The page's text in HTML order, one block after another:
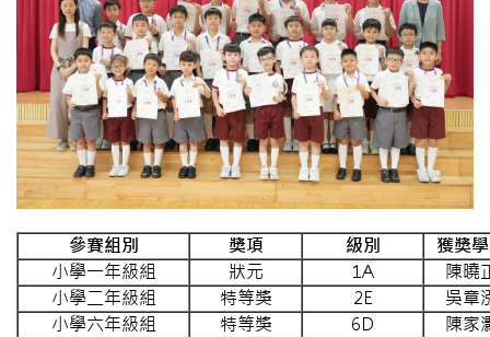
參賽組別 獎項 級別 獲獎
小學一年級組 狀元 1A
陳曉
小學二年級組
特等獎 2E
吳章
小學六年級組
特等獎 6D
陳家